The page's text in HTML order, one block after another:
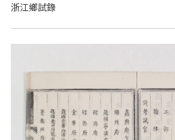
浙江鄉試錄